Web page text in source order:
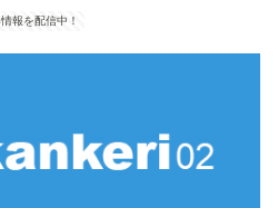
報を配信中！